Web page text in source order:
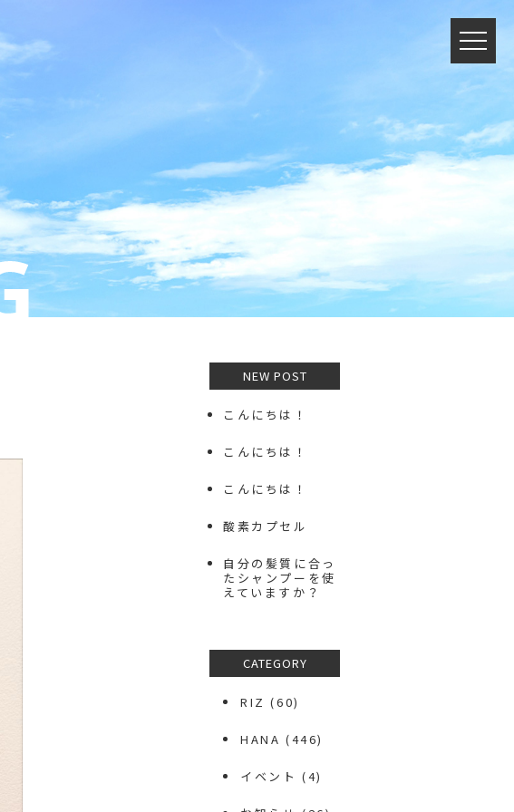
NEW POST
こんにちは！
こんにちは！
こんにちは！
酸素カプセル
自分の髪質に合っ
たシャンプーを使
えていますか？
CATEGORY
RIZ (60)
HANA (446)
イベント (4)